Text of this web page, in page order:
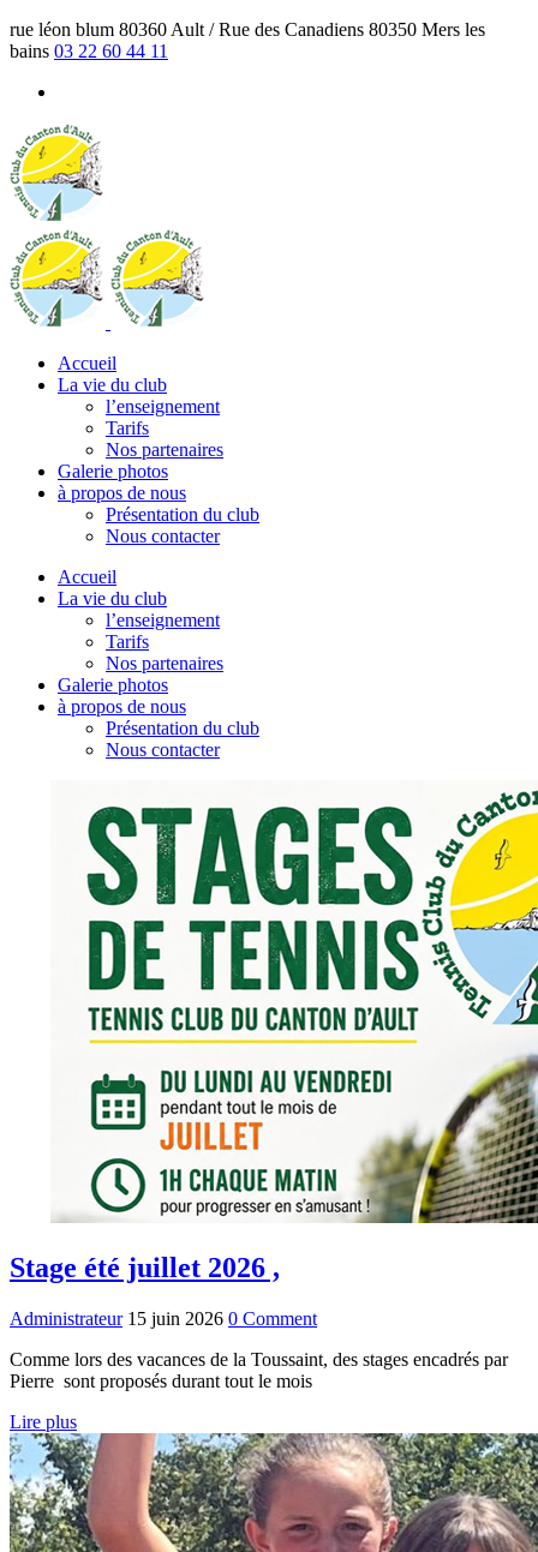
rue léon blum 80360 Ault / Rue des Canadiens 80350 Mers les
bains 03 22 60 44 11
Accueil
La vie du club
l’enseignement
Tarifs
Nos partenaires
Galerie photos
à propos de nous
Présentation du club
Nous contacter
Accueil
La vie du club
l’enseignement
Tarifs
Nos partenaires
Galerie photos
à propos de nous
Présentation du club
Nous contacter
Stage été juillet 2026 ,
Administrateur 15 juin 2026 0 Comment
Comme lors des vacances de la Toussaint, des stages encadrés par
Pierre sont proposés durant tout le mois
Lire plus